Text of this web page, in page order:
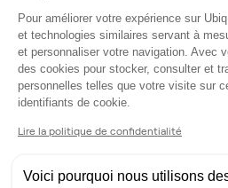
1 800 m² jusqu'à 283 postes
51 salles de réunion
Plateforme de
Pour améliorer votre expérience sur
et technologies similaires servant à
et personnaliser votre navigation. Avec
des cookies pour stocker, consulter et
personnelles telles que votre visite sur
identifiants de cookie.
Lire la politique de confidentialité
Voici pourquoi nous utilisons